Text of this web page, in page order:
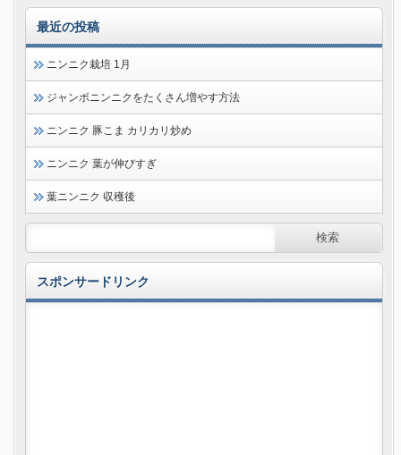
最近の投稿
ニンニク栽培 1月
ジャンボニンニクをたくさん増やす方法
ニンニク 豚こま カリカリ炒め
ニンニク 葉が伸びすぎ
葉ニンニク 収穫後
スポンサードリンク